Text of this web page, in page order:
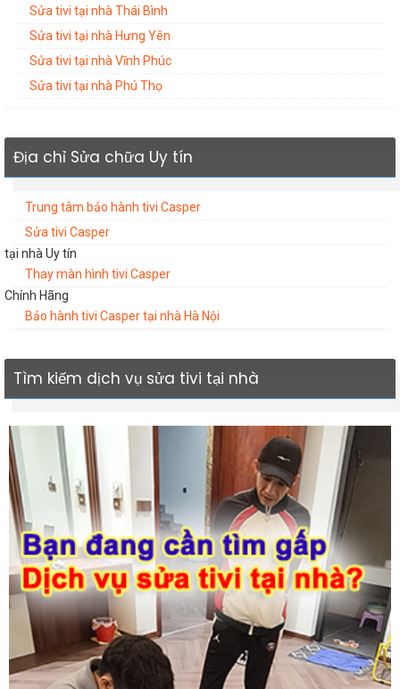
Sửa tivi tại nhà Thái Bình
Sửa tivi tại nhà Hưng Yên
Sửa tivi tại nhà Vĩnh Phúc
Sửa tivi tại nhà Phú Thọ
Địa chỉ Sửa chữa Uy tín
Trung tâm bảo hành tivi Casper
Sửa tivi Casper
tại nhà Uy tín
Thay màn hình tivi Casper
Chính Hãng
Bảo hành tivi Casper tại nhà Hà Nội
Tìm kiếm dịch vụ sửa tivi tại nhà